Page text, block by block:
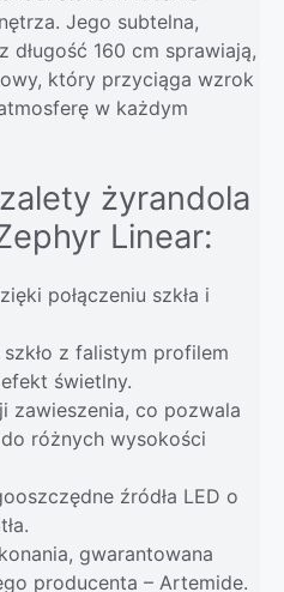
Jego subtelna,
160 cm sprawiają,
który przyciąga wzrok
w każdym
żyrandola
Linear:
połączeniu szkła i
z falistym profilem
świetlny.
zawieszenia, co pozwala
różnych wysokości
źródła LED o
gwarantowana
producenta – Artemide.